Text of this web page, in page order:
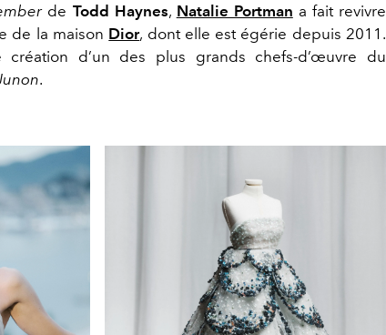
de Todd Haynes, Natalie Portman a fait revivre
de la maison Dior, dont elle est égérie depuis 2011.
d’un des plus grands chefs-d’œuvre du
.